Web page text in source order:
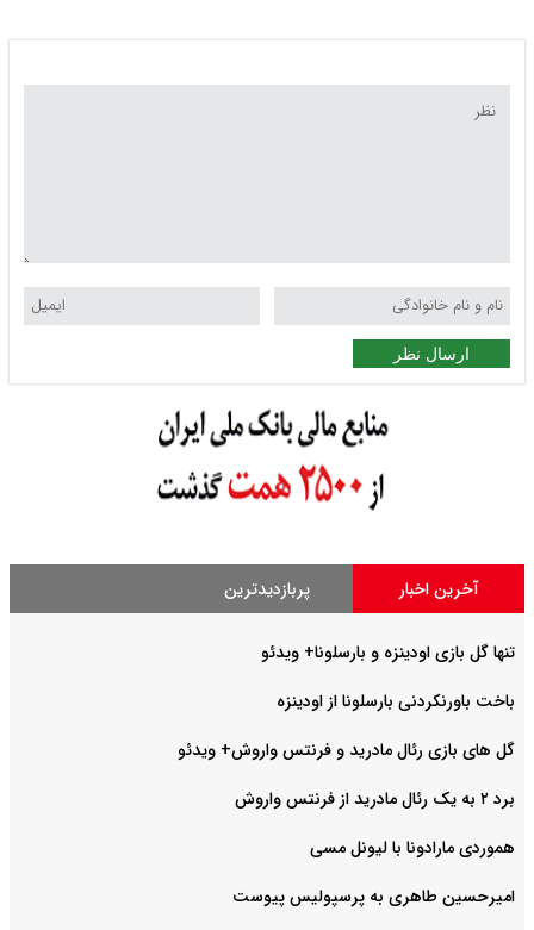
ارسال نظر
آخرین اخبار پربازدیدترین
تنها گل بازی اودینزه و بارسلونا+ ویدئو
باخت باورنکردنی بارسلونا از اودینزه
گل های بازی رئال مادرید و فرنتس واروش+ ویدئو
برد ۲ به یک رئال مادرید از فرنتس واروش
هموردی مارادونا با لیونل مسی
امیرحسین طاهری به پرسپولیس پیوست